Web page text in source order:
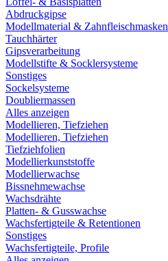
Abdruckgipse
Modellmaterial & Zahnfleischmasken
Tauchhärter
Gipsverarbeitung
Modellstifte & Socklersysteme
Sonstiges
Sockelsysteme
Doubliermassen
Alles anzeigen
Modellieren, Tiefziehen
Modellieren, Tiefziehen
Tiefziehfolien
Modellierkunststoffe
Modellierwachse
Bissnehmewachse
Wachsdrähte
Platten- & Gusswachse
Wachsfertigteile & Retentionen
Sonstiges
Wachsfertigteile, Profile